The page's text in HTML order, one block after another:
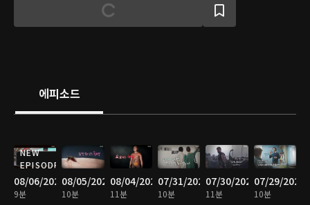
에피소드
NEW
EPISODE
08/06/2026
9분
08/05/2026
10분
08/04/2026
11분
07/31/2026
10분
07/30/2026
11분
07/29/2026
10분